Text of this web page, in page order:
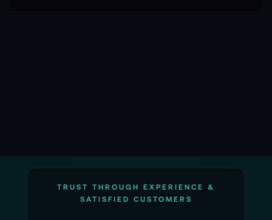
TRUST THROUGH EXPERIENCE &
SATISFIED CUSTOMERS